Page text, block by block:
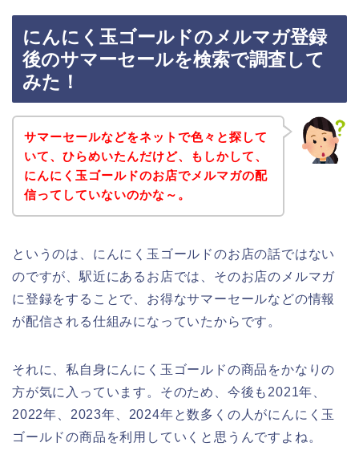
にんにく玉ゴールドのメルマガ登録
後のサマーセールを検索で調査して
みた！
サマーセールなどをネットで色々と探して
いて、ひらめいたんだけど、もしかして、
にんにく玉ゴールドのお店でメルマガの配
信ってしていないのかな～。
というのは、にんにく玉ゴールドのお店の話ではない
のですが、駅近にあるお店では、そのお店のメルマガ
に登録をすることで、お得なサマーセールなどの情報
が配信される仕組みになっていたからです。
それに、私自身にんにく玉ゴールドの商品をかなりの
方が気に入っています。そのため、今後も2021年、
2022年、2023年、2024年と数多くの人がにんにく玉
ゴールドの商品を利用していくと思うんですよね。